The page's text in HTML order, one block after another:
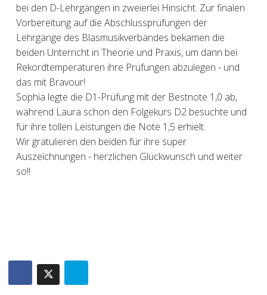
bei den D-Lehrgängen in zweierlei Hinsicht. Zur finalen
Vorbereitung auf die Abschlussprüfungen der
Lehrgänge des Blasmusikverbandes bekamen die
beiden Unterricht in Theorie und Praxis, um dann bei
Rekordtemperaturen ihre Prüfungen abzulegen - und
das mit Bravour!
Sophia legte die D1-Prüfung mit der Bestnote 1,0 ab,
während Laura schon den Folgekurs D2 besuchte und
für ihre tollen Leistungen die Note 1,5 erhielt.
Wir gratulieren den beiden für ihre super
Auszeichnungen - herzlichen Glückwunsch und weiter
so!!